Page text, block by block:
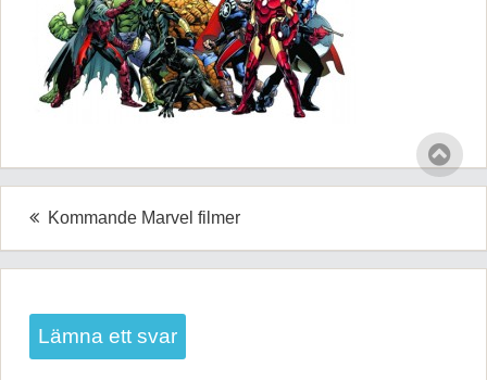
Inläggsnavigering
Kommande Marvel filmer
Lämna ett svar